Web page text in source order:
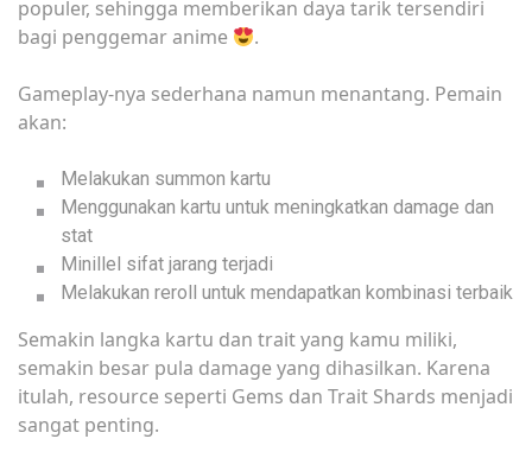
populer, sehingga memberikan daya tarik tersendiri
bagi penggemar anime
.
Gameplay-nya sederhana namun menantang. Pemain
akan:
Melakukan summon kartu
Menggunakan kartu untuk meningkatkan damage dan
stat
Minillel sifat jarang terjadi
Melakukan reroll untuk mendapatkan kombinasi terbaik
Semakin langka kartu dan trait yang kamu miliki,
semakin besar pula damage yang dihasilkan. Karena
itulah, resource seperti Gems dan Trait Shards menjadi
sangat penting.